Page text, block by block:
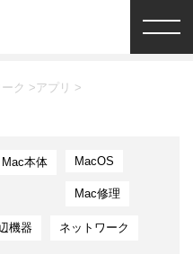
ク >アプリ >
Mac本体 MacOS
Mac修理
機器 ネットワーク